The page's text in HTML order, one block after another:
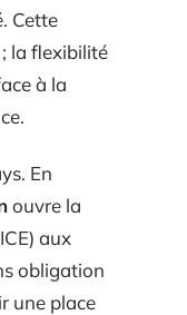
Cette
la flexibilité
à la
En
ouvre la
aux
obligation
une place